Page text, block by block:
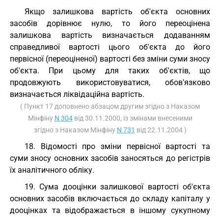
Якщо залишкова вартість об'єкта основних
засобів дорівнює нулю, то його переоцінена
залишкова вартість визначається додаванням
справедливої вартості цього об'єкта до його
первісної (переоціненої) вартості без зміни суми зносу
об'єкта. При цьому для таких об'єктів, що
продовжують використовуватися, обов'язково
визначається ліквідаційна вартість.
( Пункт 17 доповнено абзацом другим згідно з Наказом
Мінфіну N 304від 30.11.2000, із змінами внесеними
згідно з Наказом Мінфіну N 731 від 22.11.2004 )
18. Відомості про зміни первісної вартості та
суми зносу основних засобів заносяться до регістрів
їх аналітичного обліку.
19. Сума дооцінки залишкової вартості об'єкта
основних засобів включається до складу капіталу у
дооцінках та відображається в іншому сукупному